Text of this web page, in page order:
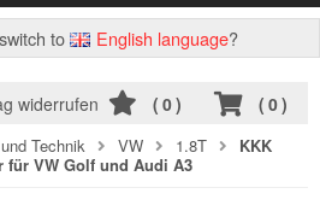
to English language?
( 0)
widerrufen ( 0)
Technik VW 1.8T
KKK
für VW Golf und Audi A3